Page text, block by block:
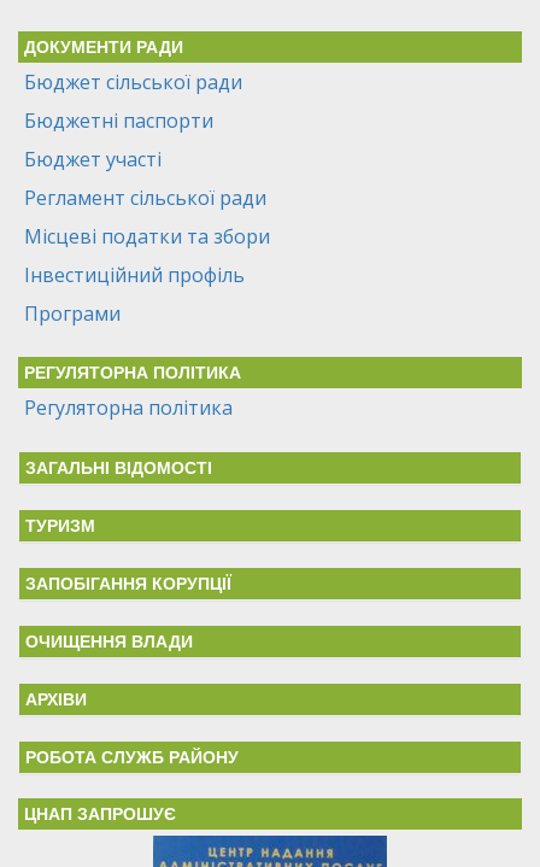
ДОКУМЕНТИ РАДИ
Бюджет сільської ради
Бюджетні паспорти
Бюджет участі
Регламент сільської ради
Місцеві податки та збори
Інвестиційний профіль
Програми
РЕГУЛЯТОРНА ПОЛІТИКА
Регуляторна політика
ЗАГАЛЬНІ ВІДОМОСТІ
ТУРИЗМ
ЗАПОБІГАННЯ КОРУПЦІЇ
ОЧИЩЕННЯ ВЛАДИ
АРХІВИ
РОБОТА СЛУЖБ РАЙОНУ
ЦНАП ЗАПРОШУЄ